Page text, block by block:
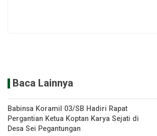
Baca Lainnya
Babinsa Koramil 03/SB Hadiri Rapat
Pergantian Ketua Koptan Karya Sejati di
Desa Sei Pegantungan